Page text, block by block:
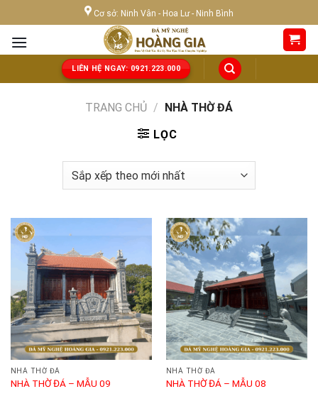
to
content
Cơ sở: Ninh Vân - Hoa Lư - Ninh Bình
LIÊN HỆ NGAY: 0921.223.000
TRANG CHỦ / NHÀ THỜ ĐÁ
LỌC
NHÀ THỜ ĐÁ
NHÀ THỜ ĐÁ – MẪU 09
NHÀ THỜ ĐÁ
NHÀ THỜ ĐÁ – MẪU 08